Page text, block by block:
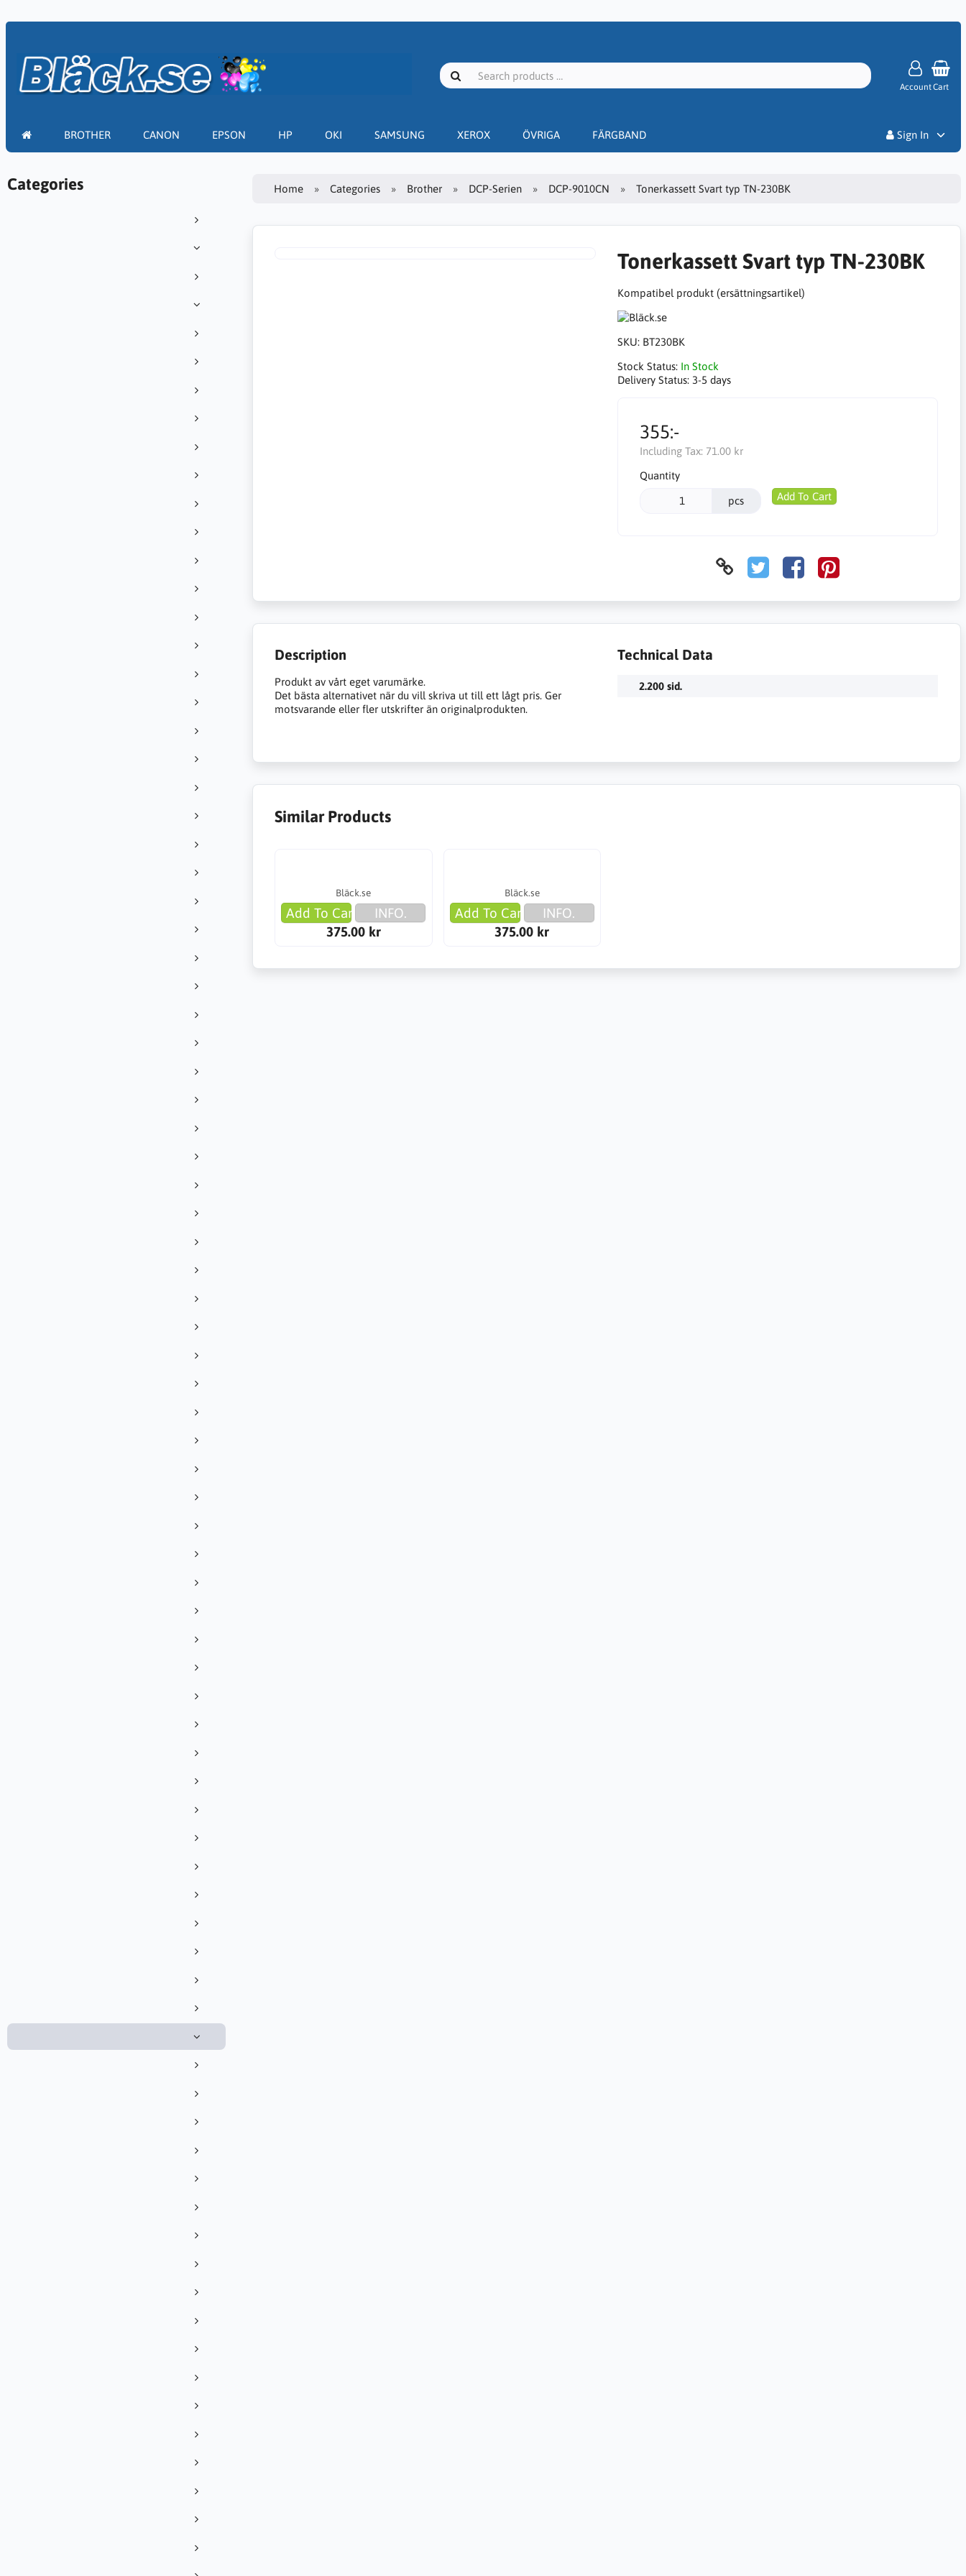
AccountCart
BROTHER CANON EPSON HP OKI SAMSUNG XEROX ÖVRIGA FÄRGBAND
Sign In
Categories Home Categories Brother DCP-Serien DCP-9010CN Tonerkassett Svart typ TN-230BK
Tonerkassett Svart typ TN-230BK
Kompatibel produkt (ersättningsartikel)
SKU: BT230BK
Stock Status: In Stock
Delivery Status: 3-5 days
355:-
Including Tax: 71.00 kr
Quantity
pcs Add To Cart
Description
Produkt av vårt eget varumärke.
Det bästa alternativet när du vill skriva ut till ett lågt pris. Ger
motsvarande eller fler utskrifter än originalprodukten.
Technical Data
2.200 sid.
Similar Products
Bläck.se
Add To Cart
INFO.
375.00 kr
Bläck.se
Add To Cart
INFO.
375.00 kr